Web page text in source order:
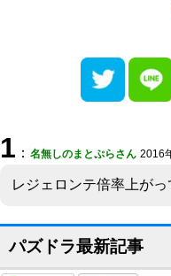
1 ： 名無しのまとぷらさん 2016
レジェロンテ倍率上が
パズドラ最新記事